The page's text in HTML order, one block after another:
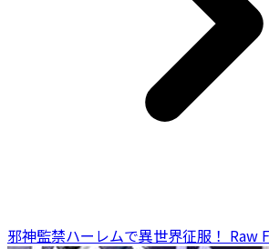
邪神監禁ハーレムで異世界征服！ Raw